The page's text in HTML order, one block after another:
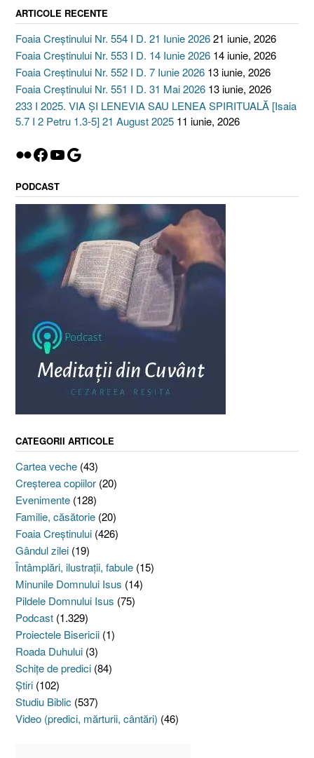
ARTICOLE RECENTE
Foaia Creștinului Nr. 554 I D. 21 Iunie 202621 iunie, 2026
Foaia Creștinului Nr. 553 I D. 14 Iunie 2026 14 iunie, 2026
Foaia Creștinului Nr. 552 I D. 7 Iunie 2026 13 iunie, 2026
Foaia Creștinului Nr. 551 I D. 31 Mai 2026 13 iunie, 2026
233 I 2025. VIA ȘI LENEVIA SAU LENEA SPIRITUALĂ [Isaia
5.7 I 2 Petru 1.3-5] 21 August 2025 11 iunie, 2026
Flickr
Facebook
YouTube
Google
PODCAST
CATEGORII ARTICOLE
Cartea veche (43)
Creşterea copiilor (20)
Evenimente (128)
Familie, căsătorie (20)
Foaia Creştinului (426)
Gândul zilei (19)
Întâmplări, ilustraţii, fabule (15)
Minunile Domnului Isus (14)
Pildele Domnului Isus (75)
Podcast (1.329)
Proiectele Bisericii (1)
Roada Duhului (3)
Schiţe de predici (84)
Ştiri (102)
Studiu Biblic (537)
Video (predici, mărturii, cântări) (46)